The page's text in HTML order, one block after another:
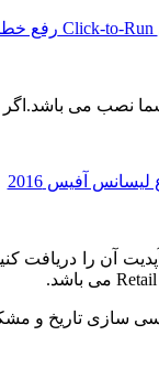
تاریخ و مشکلات زبان